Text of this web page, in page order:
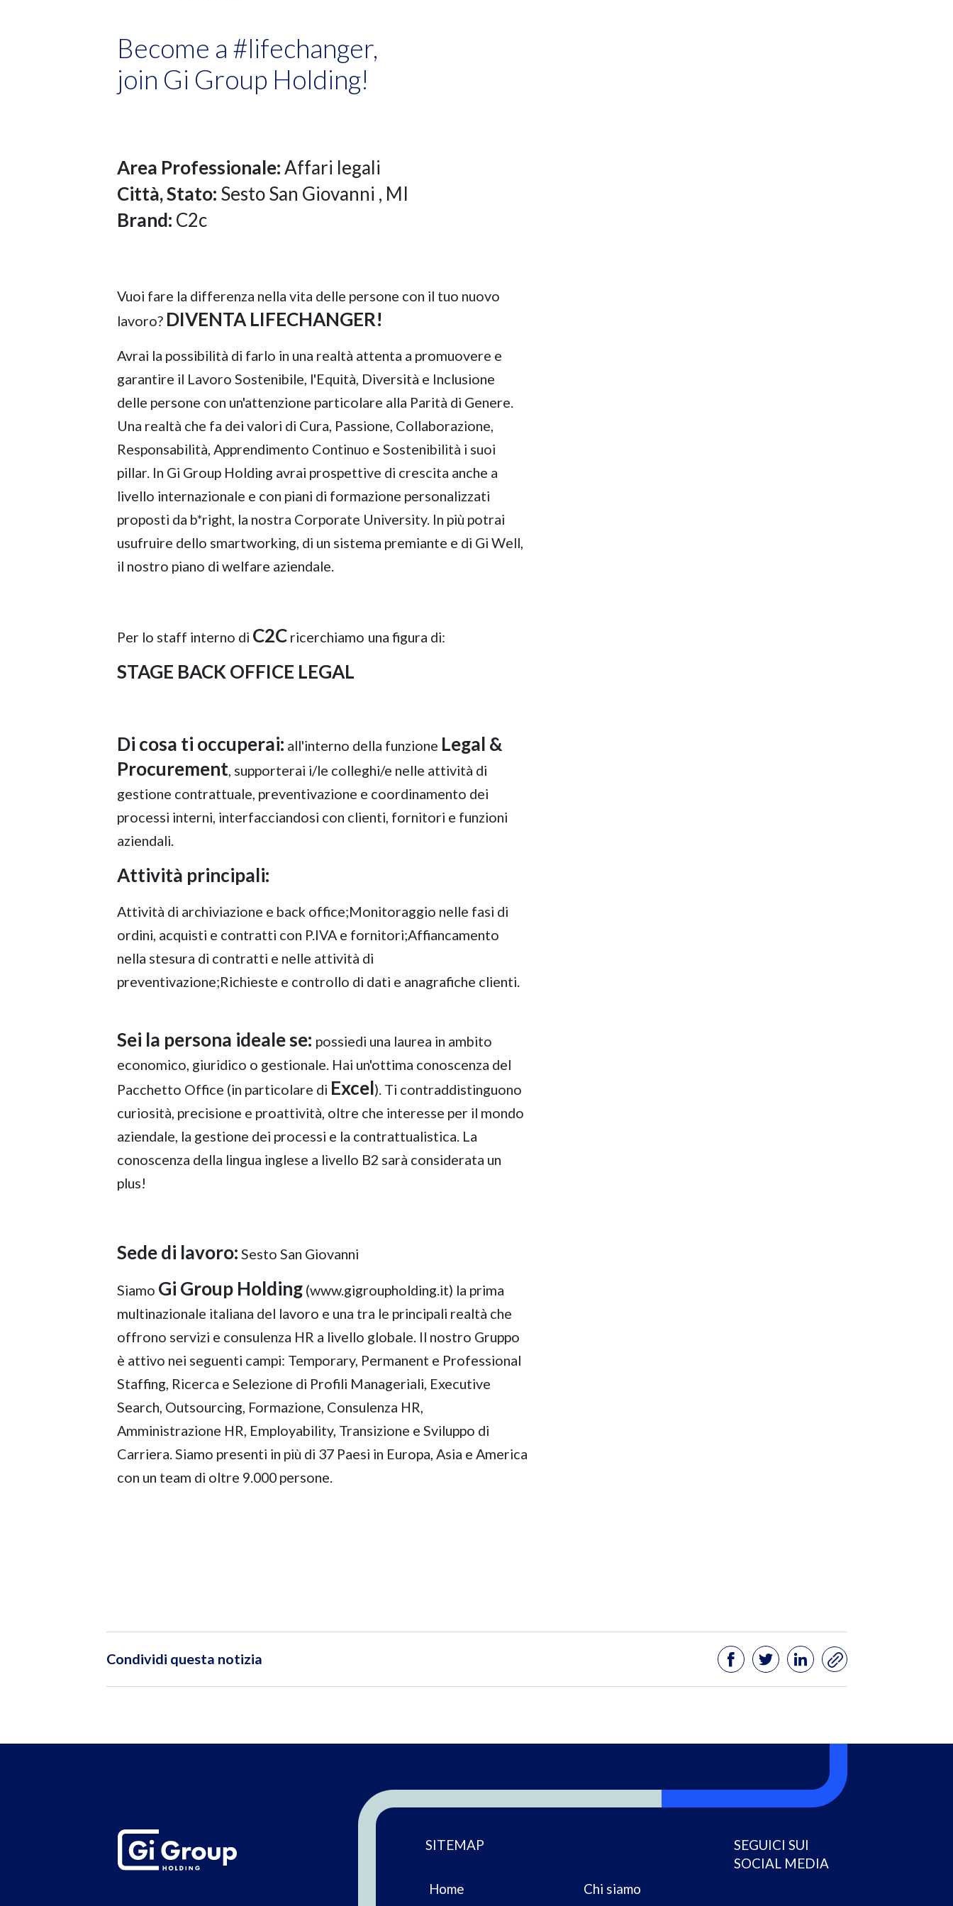
Become a #lifechanger,
join Gi Group Holding!
Area Professionale:Affari legali
Città, Stato: Sesto San Giovanni , MI
Brand: C2c
Vuoi fare la differenza nella vita delle persone con il tuo nuovo
lavoro? DIVENTA LIFECHANGER!
Avrai la possibilità di farlo in una realtà attenta a promuovere e
garantire il Lavoro Sostenibile, l'Equità, Diversità e Inclusione
delle persone con un'attenzione particolare alla Parità di Genere.
Una realtà che fa dei valori di Cura, Passione, Collaborazione,
Responsabilità, Apprendimento Continuo e Sostenibilità i suoi
pillar. In Gi Group Holding avrai prospettive di crescita anche a
livello internazionale e con piani di formazione personalizzati
proposti da b*right, la nostra Corporate University. In più potrai
usufruire dello smartworking, di un sistema premiante e di Gi Well,
il nostro piano di welfare aziendale.
Per lo staff interno di C2Cricerchiamo una figura di:
STAGE BACK OFFICE LEGAL
Di cosa ti occuperai: all'interno della funzione Legal &
Procurement, supporterai i/le colleghi/e nelle attività di
gestione contrattuale, preventivazione e coordinamento dei
processi interni, interfacciandosi con clienti, fornitori e funzioni
aziendali.
Attività principali:
Attività di archiviazione e back office;Monitoraggio nelle fasi di
ordini, acquisti e contratti con P.IVA e fornitori;Affiancamento
nella stesura di contratti e nelle attività di
preventivazione;Richieste e controllo di dati e anagrafiche clienti.
Sei la persona ideale se: possiedi una laurea in ambito
economico, giuridico o gestionale. Hai un'ottima conoscenza del
Pacchetto Office (in particolare di Excel). Ti contraddistinguono
curiosità, precisione e proattività, oltre che interesse per il mondo
aziendale, la gestione dei processi e la contrattualistica. La
conoscenza della lingua inglese a livello B2 sarà considerata un
plus!
Sede di lavoro: Sesto San Giovanni
Siamo Gi Group Holding(www.gigroupholding.it) la prima
multinazionale italiana del lavoro e una tra le principali realtà che
offrono servizi e consulenza HR a livello globale. Il nostro Gruppo
è attivo nei seguenti campi: Temporary, Permanent e Professional
Staffing, Ricerca e Selezione di Profili Manageriali, Executive
Search, Outsourcing, Formazione, Consulenza HR,
Amministrazione HR, Employability, Transizione e Sviluppo di
Carriera. Siamo presenti in più di 37 Paesi in Europa, Asia e America
con un team di oltre 9.000 persone.
Condividi questa notizia
SITEMAP
Home Chi siamo
SEGUICI SUI
SOCIAL MEDIA